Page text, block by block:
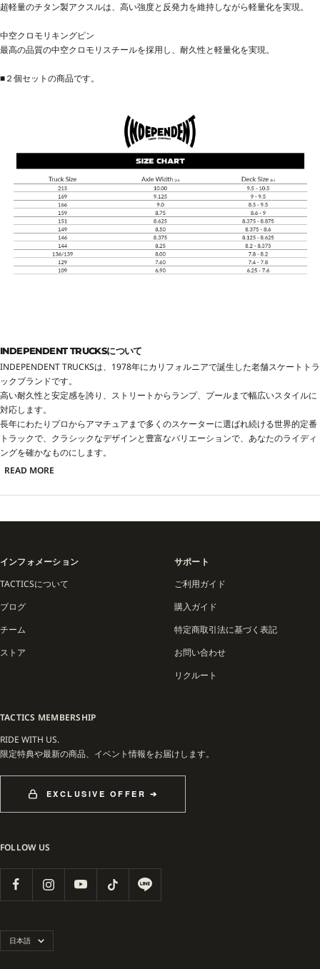
超軽量のチタン製アクスルは、高い強度と反発力を維持しながら軽量化を実現。
中空クロモリキングピン
最高の品質の中空クロモリスチールを採用し、耐久性と軽量化を実現。
■２個セットの商品です。
INDEPENDENT TRUCKSについて
INDEPENDENT TRUCKSは、1978年にカリフォルニアで誕生した老舗スケートトラ
ックブランドです。
高い耐久性と安定感を誇り、ストリートからランプ、プールまで幅広いスタイルに
対応します。
長年にわたりプロからアマチュアまで多くのスケーターに選ばれ続ける世界的定番
トラックで、クラシックなデザインと豊富なバリエーションで、あなたのライディ
ングを確かなものにします。
READ MORE
インフォメーション
TACTICSについて
ブログ
チーム
ストア
サポート
ご利用ガイド
購入ガイド
特定商取引法に基づく表記
お問い合わせ
リクルート
TACTICS MEMBERSHIP
RIDE WITH US.
限定特典や最新の商品、イベント情報をお届けします。
EXCLUSIVE OFFER ➔
FOLLOW US
語
日本語